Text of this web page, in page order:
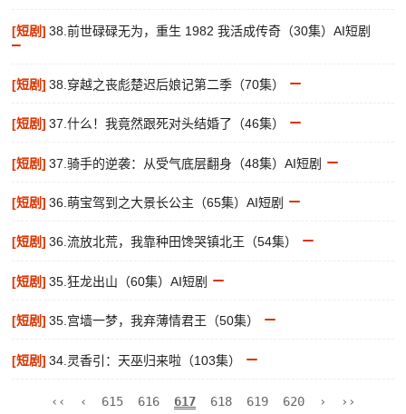
[短剧] 38.前世碌碌无为，重生 1982 我活成传奇（30集）AI短剧
[短剧] 38.穿越之丧彪楚迟后娘记第二季（70集）
[短剧] 37.什么！我竟然跟死对头结婚了（46集）
[短剧] 37.骑手的逆袭：从受气底层翻身（48集）AI短剧
[短剧] 36.萌宝驾到之大景长公主（65集）AI短剧
[短剧] 36.流放北荒，我靠种田馋哭镇北王（54集）
[短剧] 35.狂龙出山（60集）AI短剧
[短剧] 35.宫墙一梦，我弃薄情君王（50集）
[短剧] 34.灵香引：天巫归来啦（103集）
‹‹ ‹ 615 616 617 618 619 620 › ››